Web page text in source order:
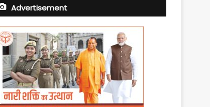
Advertisement